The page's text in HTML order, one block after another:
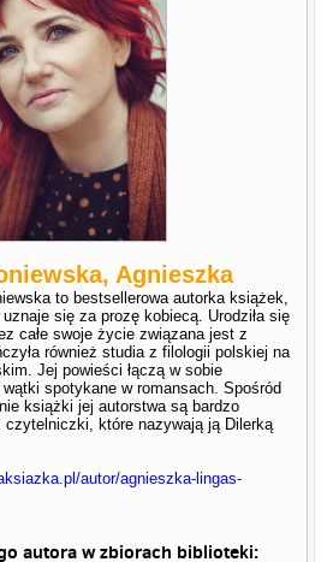
Agnieszka
to bestsellerowa autorka książek,
się za prozę kobiecą. Urodziła się
całe swoje życie związana jest z
również studia z filologii polskiej na
Jej powieści łączą w sobie
spotykane w romansach. Spośród
książki jej autorstwa są bardzo
czytelniczki, które nazywają ją Dilerką
autor/agnieszka-lingas-
autora w zbiorach biblioteki: